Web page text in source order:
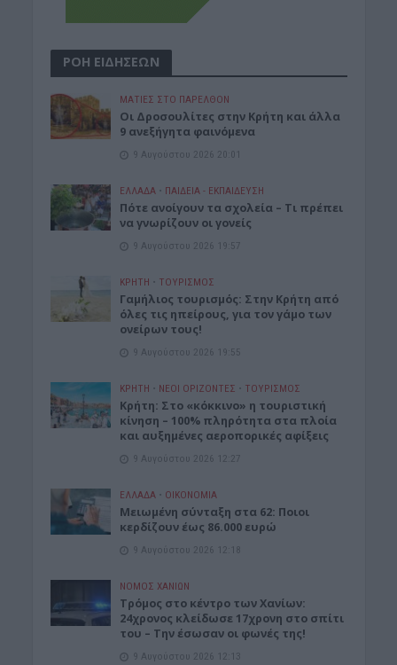
ΡΟΗ ΕΙΔΗΣΕΩΝ
ΜΑΤΙΕΣ ΣΤΟ ΠΑΡΕΛΘΟΝ
Οι Δροσουλίτες στην Κρήτη και άλλα
9 ανεξήγητα φαινόμενα
9 Αυγούστου 2026 20:01
ΕΛΛΑΔΑ • ΠΑΙΔΕΙΑ - ΕΚΠΑΙΔΕΥΣΗ
Πότε ανοίγουν τα σχολεία – Τι πρέπει
να γνωρίζουν οι γονείς
9 Αυγούστου 2026 19:57
ΚΡΗΤΗ • ΤΟΥΡΙΣΜΟΣ
Γαμήλιος τουρισμός: Στην Κρήτη από
όλες τις ηπείρους, για τον γάμο των
ονείρων τους!
9 Αυγούστου 2026 19:55
ΚΡΗΤΗ • ΝΕΟΙ ΟΡΙΖΟΝΤΕΣ • ΤΟΥΡΙΣΜΟΣ
Κρήτη: Στο «κόκκινο» η τουριστική
κίνηση – 100% πληρότητα στα πλοία
και αυξημένες αεροπορικές αφίξεις
9 Αυγούστου 2026 12:27
ΕΛΛΑΔΑ • ΟΙΚΟΝΟΜΙΑ
Μειωμένη σύνταξη στα 62: Ποιοι
κερδίζουν έως 86.000 ευρώ
9 Αυγούστου 2026 12:18
ΝΟΜΌΣ ΧΑΝΊΩΝ
Τρόμος στο κέντρο των Χανίων:
24χρονος κλείδωσε 17χρονη στο σπίτι
του – Την έσωσαν οι φωνές της!
9 Αυγούστου 2026 12:13